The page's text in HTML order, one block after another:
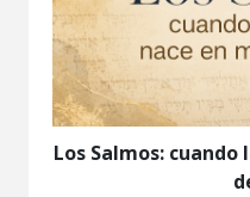
Los Salmos: